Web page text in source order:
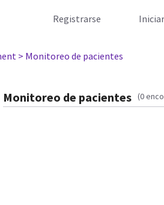
Registrarse
> Monitoreo de pacientes
Monitoreo de pacientes (0